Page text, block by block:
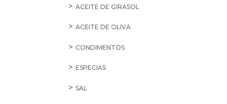
ACEITE DE GIRASOL
ACEITE DE OLIVA
CONDIMENTOS
ESPECIAS
SAL